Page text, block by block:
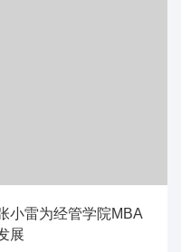
小雷为经管学院MBA
展